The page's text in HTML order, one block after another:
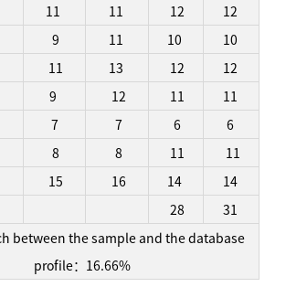
11 11 12
12
9 11 10
10
11 13 12
12
9 12 11
11
7 7 6
6
8 8 11
11
15 16 14
14
28
31
between the sample and the database
profile：16.66%